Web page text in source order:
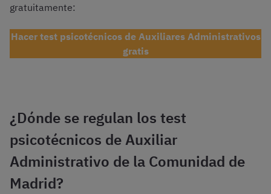
gratuitamente:
Hacer test psicotécnicos de Auxiliares Administrativos
gratis
¿Dónde se regulan los test
psicotécnicos de Auxiliar
Administrativo de la Comunidad de
Madrid?